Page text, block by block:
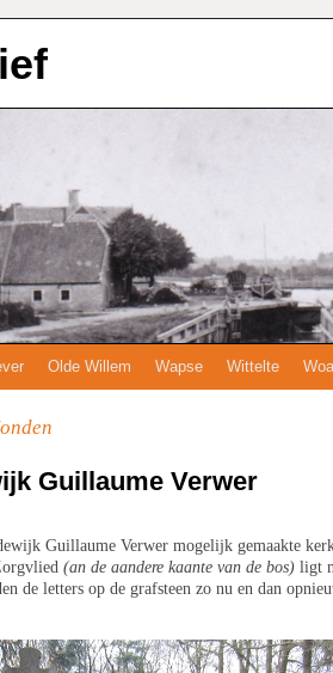
Olde Willem Wapse Wittelte
Guillaume Verwer
Guillaume Verwer mogelijk gemaakte
(an de aandere kaante van de bos) ligt
de letters op de grafsteen zo nu en dan